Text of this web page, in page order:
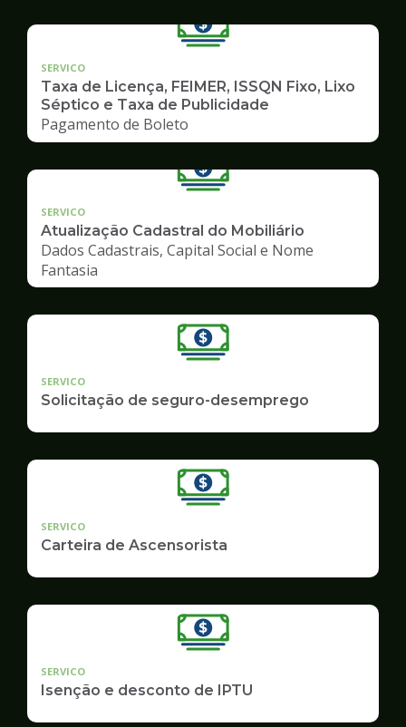
SERVICO
Taxa de Licença, FEIMER, ISSQN Fixo, Lixo
Séptico e Taxa de Publicidade
Pagamento de Boleto
SERVICO
Atualização Cadastral do Mobiliário
Dados Cadastrais, Capital Social e Nome
Fantasia
SERVICO
Solicitação de seguro-desemprego
SERVICO
Carteira de Ascensorista
SERVICO
Isenção e desconto de IPTU